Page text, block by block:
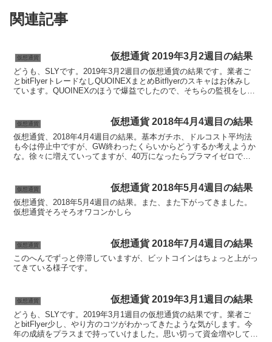
関連記事
仮想通貨 仮想通貨 2019年3月2週目の結果
どうも、SLYです。2019年3月2週目の仮想通貨の結果です。業者ご
とbitFlyerトレードなしQUOINEXまとめBitflyerのスキャはお休みし
ています。QUOINEXのほうで爆益でしたので、そちらの監視をして
仮想通貨 仮想通貨 2018年4月4週目の結果
仮想通貨、2018年4月4週目の結果。基本ガチホ、ドルコスト平均法
も今は停止中ですが、GW終わったくらいからどうするか考えようか
な。徐々に増えていってますが、40万になったらプラマイゼロで
仮想通貨 仮想通貨 2018年5月4週目の結果
仮想通貨、2018年5月4週目の結果。また、また下がってきました。
仮想通貨そろそろオワコンかしら
仮想通貨 仮想通貨 2018年7月4週目の結果
このへんでずっと停滞していますが、ビットコインはちょっと上がっ
てきている様子です。
仮想通貨 仮想通貨 2019年3月1週目の結果
どうも、SLYです。2019年3月1週目の仮想通貨の結果です。業者ご
とbitFlyer少し、やり方のコツがわかってきたような気がします。今
年の成績をプラスまで持っていけました。思い切って資金増やしても